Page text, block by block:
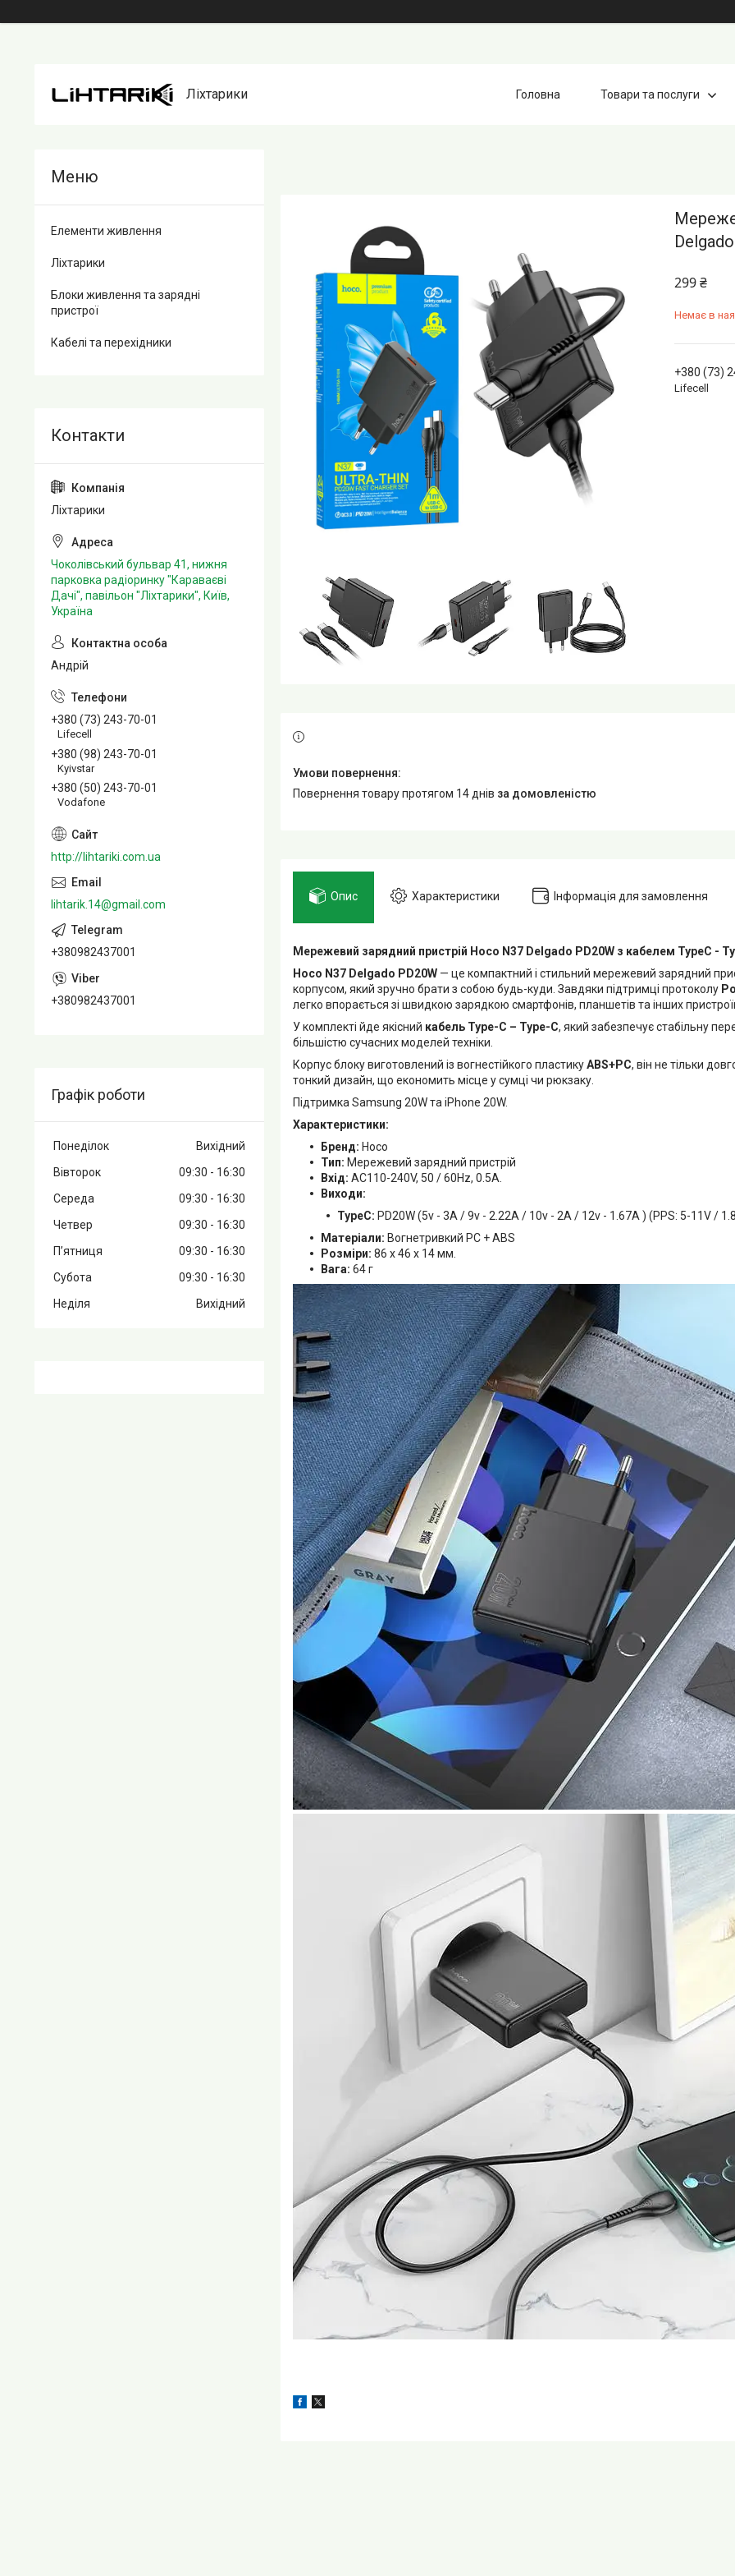
Ліхтарики Головна Товари та послуги
299 ₴
Немає в
+380 (73)
Lifecell
повернення товару протягом 14 днів за домовленістю
Опис Характеристики Інформація для замовлення
Мережевий зарядний пристрій Hoco N37 Delgado PD20W з кабелем TypeC -
Hoco N37 Delgado PD20W — це компактний і стильний мережевий зарядний
корпусом, який зручно брати з собою будь-куди. Завдяки підтримці протоколу
легко впорається зі швидкою зарядкою смартфонів, планшетів та інших
У комплекті йде якісний кабель Type-C – Type-C, який забезпечує стабільну
більшістю сучасних моделей техніки.
Корпус блоку виготовлений із вогнестійкого пластикуABS+PC, він не тільки
тонкий дизайн, що економить місце у сумці чи рюкзаку.
Підтримка Samsung 20W та iPhone 20W.
Характеристики:
Бренд: Hoco
Тип: Мережевий зарядний пристрій
Вхід: AC110-240V, 50 / 60Hz, 0.5A.
Виходи:
TypeC: PD20W (5v - 3A / 9v - 2.22A / 10v - 2A / 12v - 1.67A ) (PPS: 5-11V /
Матеріали: Вогнетривкий PC + ABS
Розміри: 86 x 46 x 14 мм.
Вага: 64 г
Елементи живлення
Ліхтарики
Блоки живлення та зарядні
пристрої
Кабелі та перехідники
Ліхтарики
Чоколівський бульвар 41, нижня
парковка радіоринку "Караваєві
Дачі", павільон "Ліхтарики", Київ,
Україна
Андрій
+380 (73) 243-70-01
Lifecell
+380 (98) 243-70-01
Kyivstar
+380 (50) 243-70-01
Vodafone
http://lihtariki.com.ua
lihtarik.14@gmail.com
+380982437001
+380982437001
Графік роботи
Понеділок
Вихідний
Вівторок
09:30
16:30
Середа
09:30
16:30
Четвер
09:30
16:30
Пʼятниця
09:30
16:30
Субота
09:30
16:30
Неділя
Вихідний